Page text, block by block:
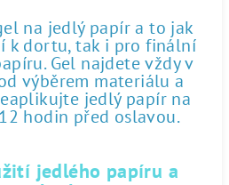
na jedlý papír a to jak
k dortu, tak i pro finální
Gel najdete vždy v
výběrem materiálu a
jedlý papír na
hodin před oslavou.
jedlého papíru a